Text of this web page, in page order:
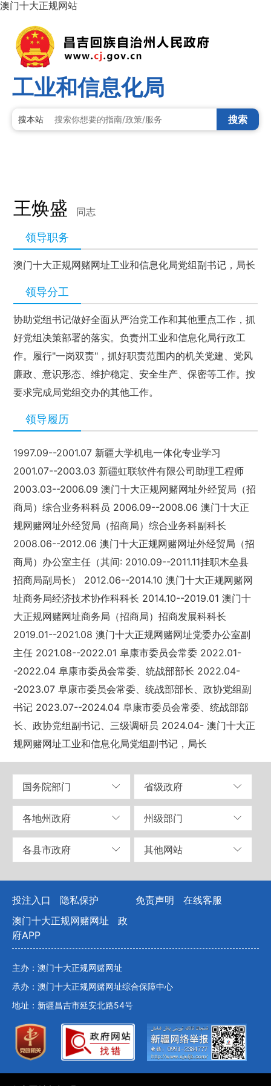
澳门十大正规网站
工业和信息化局
搜本站 搜索
王焕盛 同志
领导职务
澳门十大正规网赌网址工业和信息化局党组副书记，局长
领导分工
协助党组书记做好全面从严治党工作和其他重点工作，抓
好党组决策部署的落实。负责州工业和信息化局行政工
作。履行"一岗双责"，抓好职责范围内的机关党建、党风
廉政、意识形态、维护稳定、安全生产、保密等工作。按
要求完成局党组交办的其他工作。
领导履历
1997.09--2001.07 新疆大学机电一体化专业学习
2001.07--2003.03 新疆虹联软件有限公司助理工程师
2003.03--2006.09 澳门十大正规网赌网址外经贸局（招
商局）综合业务科科员 2006.09--2008.06 澳门十大正
规网赌网址外经贸局（招商局）综合业务科副科长
2008.06--2012.06 澳门十大正规网赌网址外经贸局（招
商局）办公室主任（其间: 2010.09--2011.11挂职木垒县
招商局副局长） 2012.06--2014.10 澳门十大正规网赌网
址商务局经济技术协作科科长 2014.10--2019.01 澳门十
大正规网赌网址商务局（招商局）招商发展科科长
2019.01--2021.08 澳门十大正规网赌网址党委办公室副
主任 2021.08--2022.01 阜康市委员会常委 2022.01-
-2022.04 阜康市委员会常委、统战部部长 2022.04-
-2023.07 阜康市委员会常委、统战部部长、政协党组副
书记 2023.07--2024.04 阜康市委员会常委、统战部部
长、政协党组副书记、三级调研员 2024.04- 澳门十大正
规网赌网址工业和信息化局党组副书记，局长
国务院部门 省级政府
各地州政府 州级部门
各县市政府 其他网站
投注入口 隐私保护 免责声明
在线客服
澳门十大正规网赌网址
政
府APP
主办：澳门十大正规网赌网址
承办：澳门十大正规网赌网址综合保障中心
地址：新疆昌吉市延安北路54号